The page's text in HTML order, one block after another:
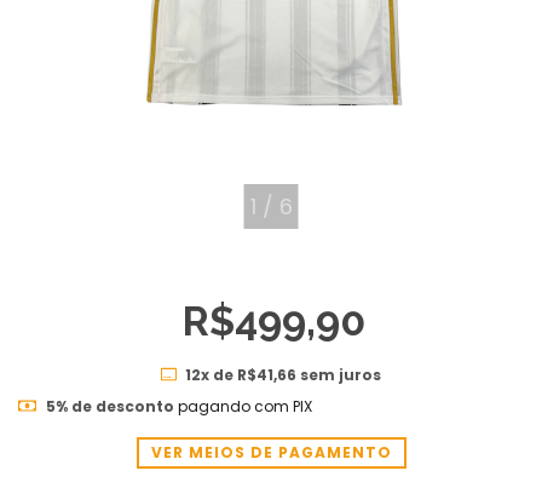
1 / 6
R$499,90
12x de R$41,66 sem juros
5% de desconto pagando com PIX
VER MEIOS DE PAGAMENTO